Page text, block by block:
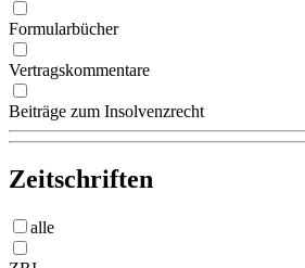
Formularbücher
Vertragskommentare
Beiträge zum Insolvenzrecht
Zeitschriften
alle